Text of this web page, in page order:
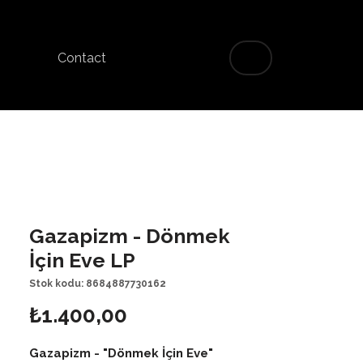
Contact
Gazapizm - Dönmek
İçin Eve LP
Stok kodu: 8684887730162
₺1.400,00
Gazapizm - "Dönmek İçin Eve"